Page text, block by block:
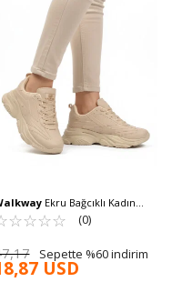
Ekru Bağcıklı Kadın
DRK171 G
☆☆☆☆
★★★★ (0)
Sepette %60 indirim
USD